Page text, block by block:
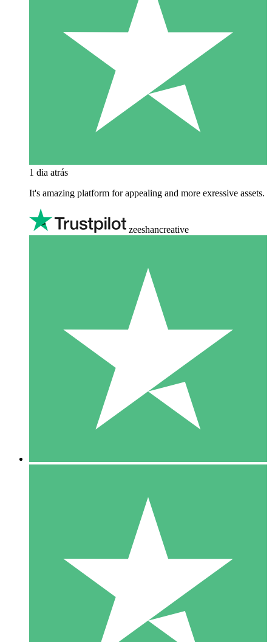
1 dia atrás
It's amazing platform for appealing and more exressive assets.
zeeshancreative